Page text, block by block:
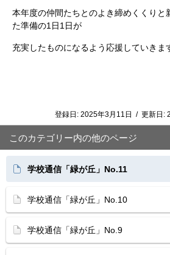
本年度の仲間たちとのよき締めくくりと
た準備の1日1日が
充実したものになるよう応援していきま
登録日: 2025年3月11日 / 更新日:
このカテゴリー内の他のページ
学校通信「緑が丘」No.11
学校通信「緑が丘」No.10
学校通信「緑が丘」No.9